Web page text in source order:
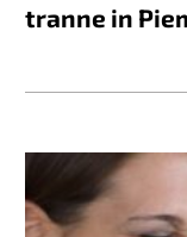
tranne in